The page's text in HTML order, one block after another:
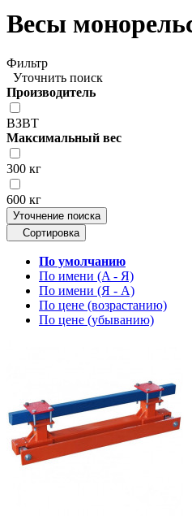
Весы
Фильтр
Уточнить поиск
Производитель
ВЗВТ
Максимальный вес
300 кг
600 кг
Уточнение поиска
Сортировка
По умолчанию
По имени (A - Я)
По имени (Я - A)
По цене (возрастанию)
По цене (убыванию)